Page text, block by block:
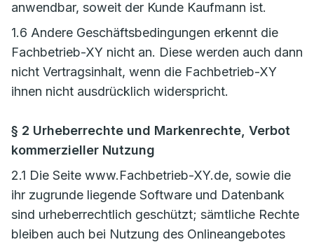
anwendbar, soweit der Kunde Kaufmann ist.
1.6 Andere Geschäftsbedingungen erkennt die
Fachbetrieb-XY nicht an. Diese werden auch dann
nicht Vertragsinhalt, wenn die Fachbetrieb-XY
ihnen nicht ausdrücklich widerspricht.
§ 2 Urheberrechte und Markenrechte, Verbot
kommerzieller Nutzung
2.1 Die Seite www.Fachbetrieb-XY.de, sowie die
ihr zugrunde liegende Software und Datenbank
sind urheberrechtlich geschützt; sämtliche Rechte
bleiben auch bei Nutzung des Onlineangebotes